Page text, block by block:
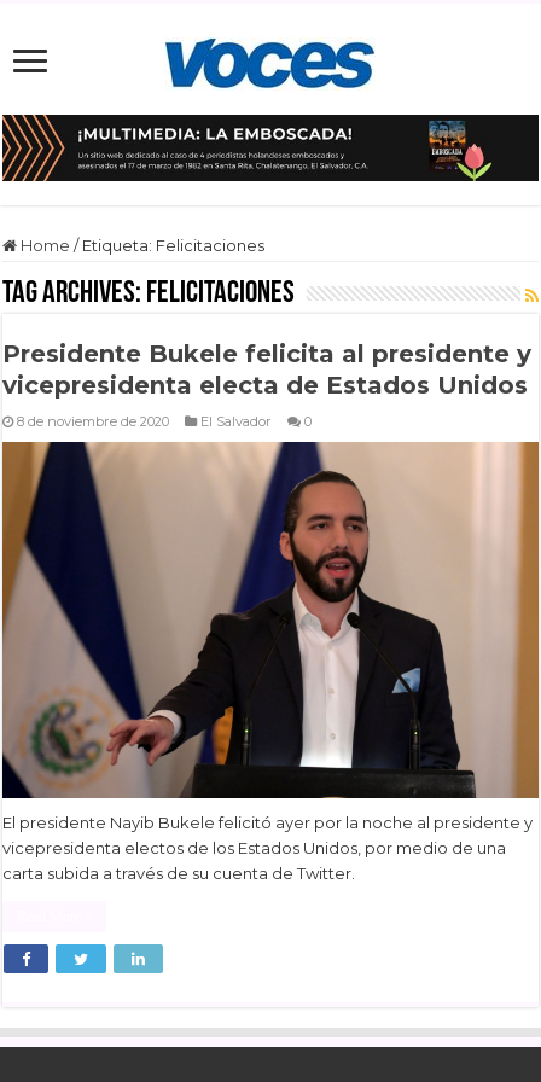
Home / Etiqueta: Felicitaciones
Tag Archives: Felicitaciones
Presidente Bukele felicita al presidente y
vicepresidenta electa de Estados Unidos
8 de noviembre de 2020 El Salvador 0
El presidente Nayib Bukele felicitó ayer por la noche al presidente y
vicepresidenta electos de los Estados Unidos, por medio de una
carta subida a través de su cuenta de Twitter.